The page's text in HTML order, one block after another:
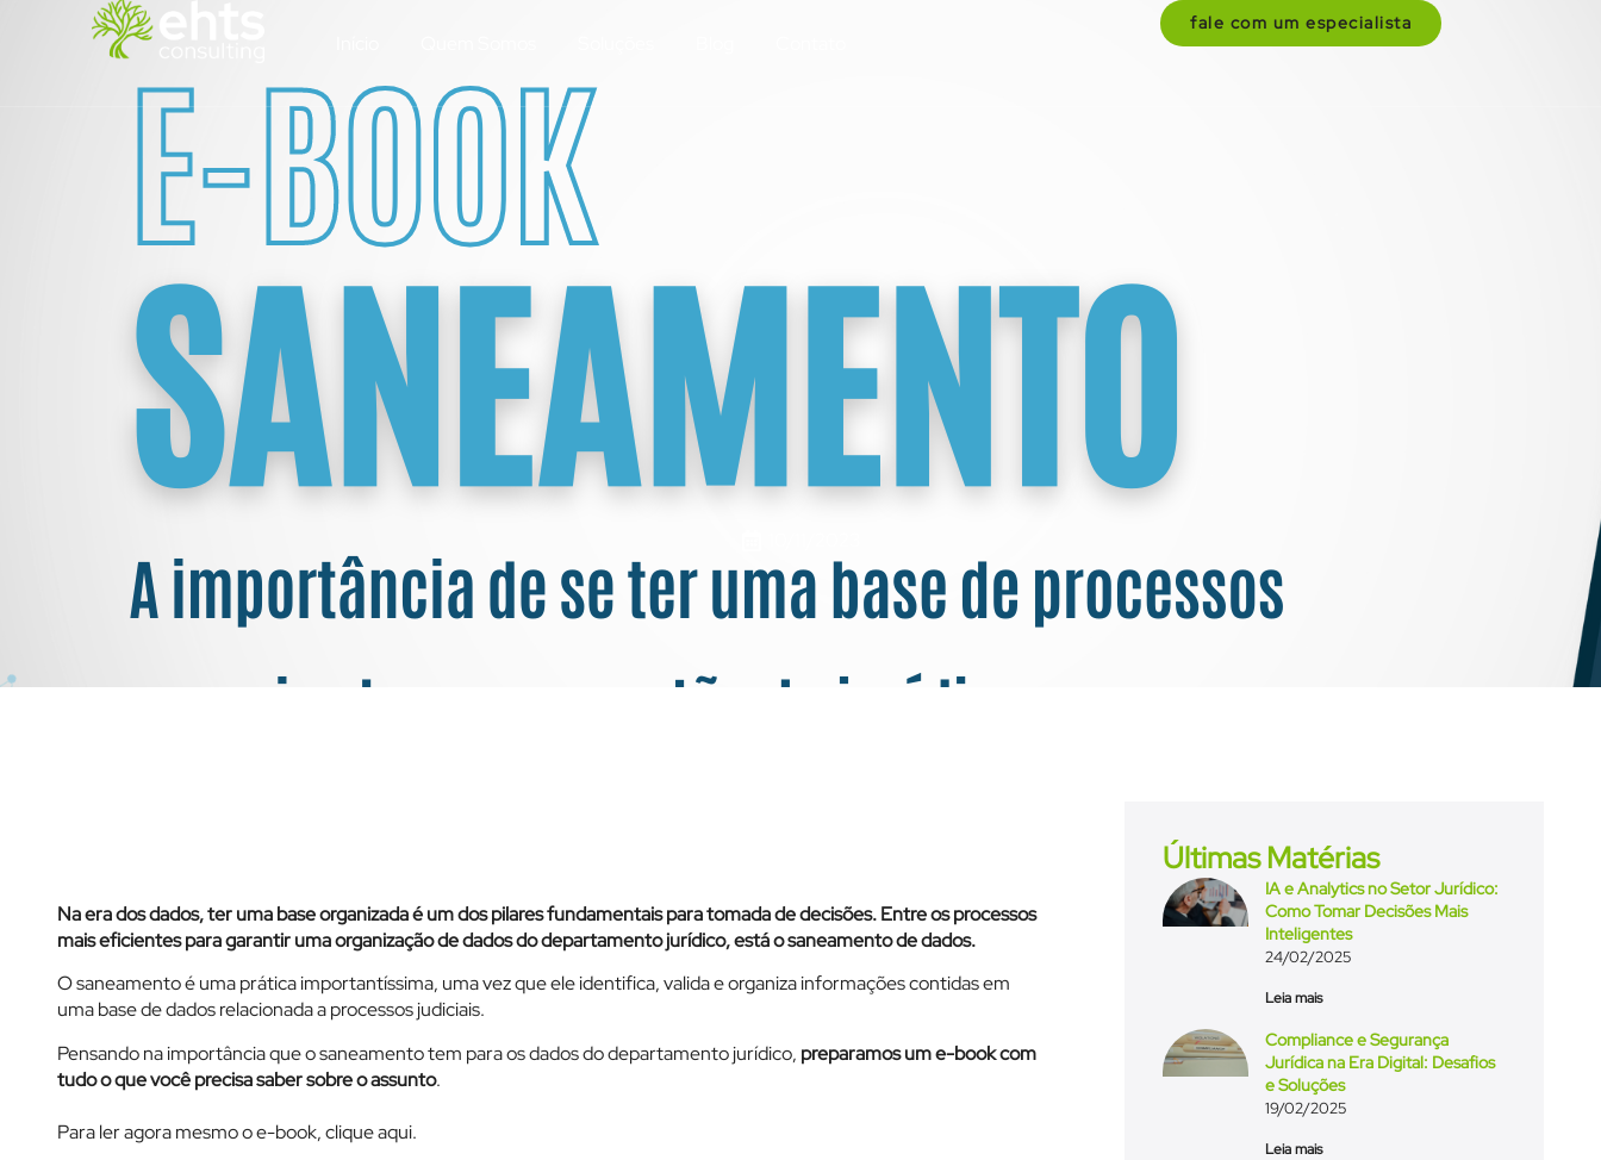
fale com um especialista
Na era dos dados, ter uma base organizada é um dos pilares fundamentais para tomada de decisões. Entre os processos
mais eficientes para garantir uma organização de dados do departamento jurídico, está o saneamento de dados.
O saneamento é uma prática importantíssima, uma vez que ele identifica, valida e organiza informações contidas em
uma base de dados relacionada a processos judiciais.
Pensando na importância que o saneamento tem para os dados do departamento jurídico, preparamos um e-book com
tudo o que você precisa saber sobre o assunto.
Para ler agora mesmo o e-book, clique aqui.
Últimas Matérias
IA e Analytics no Setor Jurídico:
Como Tomar Decisões Mais
Inteligentes
24/02/2025
Leia mais
Compliance e Segurança
Jurídica na Era Digital: Desafios
e Soluções
19/02/2025
Leia mais